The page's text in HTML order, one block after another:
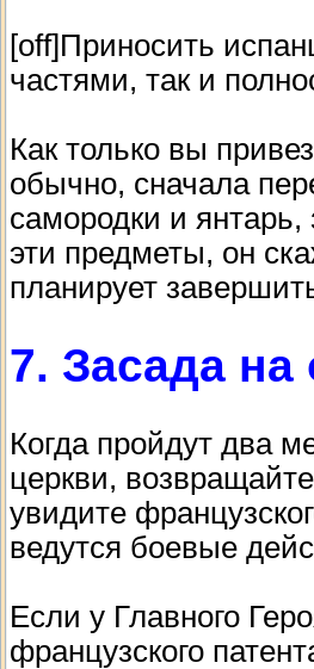
[off]Приносить
частями, так и
Как только вы
обычно, сначала
самородки и
эти предметы, он
планирует
7. Засада на
Когда пройдут два
церкви,
увидите
ведутся боевые
Если у Главного
французского